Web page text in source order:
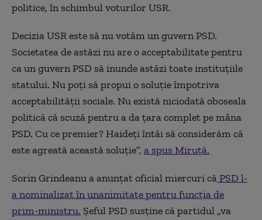
politice, în schimbul voturilor USR.
Decizia USR este să nu votăm un guvern PSD.
Societatea de astăzi nu are o acceptabilitate pentru
ca un guvern PSD să inunde astăzi toate instituțiile
statului. Nu poți să propui o soluție împotriva
acceptabilității sociale. Nu există niciodată oboseala
politică că scuză pentru a da țara complet pe mâna
PSD. Cu ce premier? Haideți întâi să considerăm că
este agreată această soluție”, a spus Miruță.
Sorin Grindeanu a anunțat oficial miercuri căPSD l-
a nominalizat în unanimitate pentru funcția de
prim-ministru. Șeful PSD susține că partidul „va